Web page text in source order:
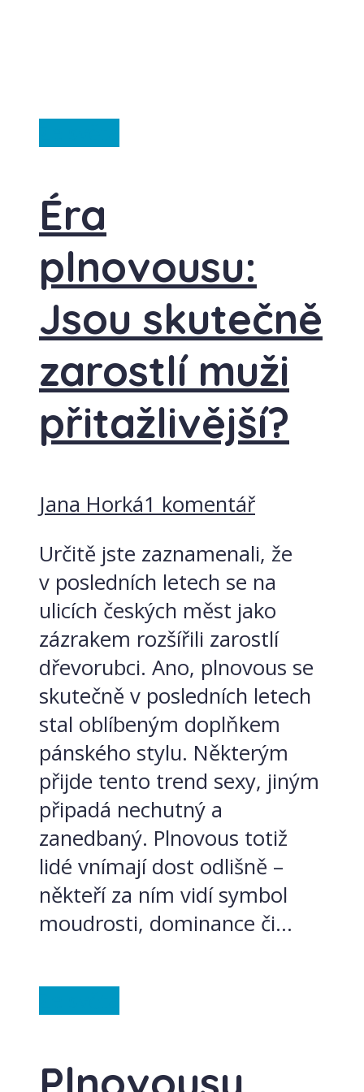
Éra
plnovousu:
Jsou skutečně
zarostlí muži
přitažlivější?
Jana Horká1 komentář
Určitě jste zaznamenali, že
v posledních letech se na
ulicích českých měst jako
zázrakem rozšířili zarostlí
dřevorubci. Ano, plnovous se
skutečně v posledních letech
stal oblíbeným doplňkem
pánského stylu. Některým
přijde tento trend sexy, jiným
připadá nechutný a
zanedbaný. Plnovous totiž
lidé vnímají dost odlišně –
někteří za ním vidí symbol
moudrosti, dominance či...